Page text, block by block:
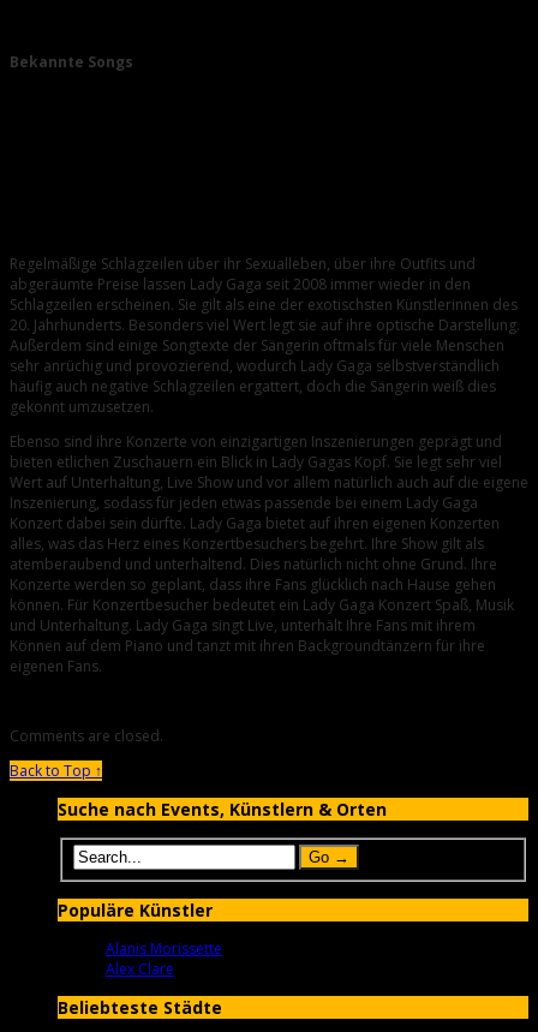
Bekannte Songs
Regelmäßige Schlagzeilen über ihr Sexualleben, über ihre Outfits und
abgeräumte Preise lassen Lady Gaga seit 2008 immer wieder in den
Schlagzeilen erscheinen. Sie gilt als eine der exotischsten Künstlerinnen des
20. Jahrhunderts. Besonders viel Wert legt sie auf ihre optische Darstellung.
Außerdem sind einige Songtexte der Sängerin oftmals für viele Menschen
sehr anrüchig und provozierend, wodurch Lady Gaga selbstverständlich
häufig auch negative Schlagzeilen ergattert, doch die Sängerin weiß dies
gekonnt umzusetzen.
Ebenso sind ihre Konzerte von einzigartigen Inszenierungen geprägt und
bieten etlichen Zuschauern ein Blick in Lady Gagas Kopf. Sie legt sehr viel
Wert auf Unterhaltung, Live Show und vor allem natürlich auch auf die eigene
Inszenierung, sodass für jeden etwas passende bei einem Lady Gaga
Konzert dabei sein dürfte. Lady Gaga bietet auf ihren eigenen Konzerten
alles, was das Herz eines Konzertbesuchers begehrt. Ihre Show gilt als
atemberaubend und unterhaltend. Dies natürlich nicht ohne Grund. Ihre
Konzerte werden so geplant, dass ihre Fans glücklich nach Hause gehen
können. Für Konzertbesucher bedeutet ein Lady Gaga Konzert Spaß, Musik
und Unterhaltung. Lady Gaga singt Live, unterhält Ihre Fans mit ihrem
Können auf dem Piano und tanzt mit ihren Backgroundtänzern für ihre
eigenen Fans.
Comments are closed.
Back to Top ↑
Suche nach Events, Künstlern & Orten
Populäre Künstler
Alanis Morissette
Alex Clare
Beliebteste Städte